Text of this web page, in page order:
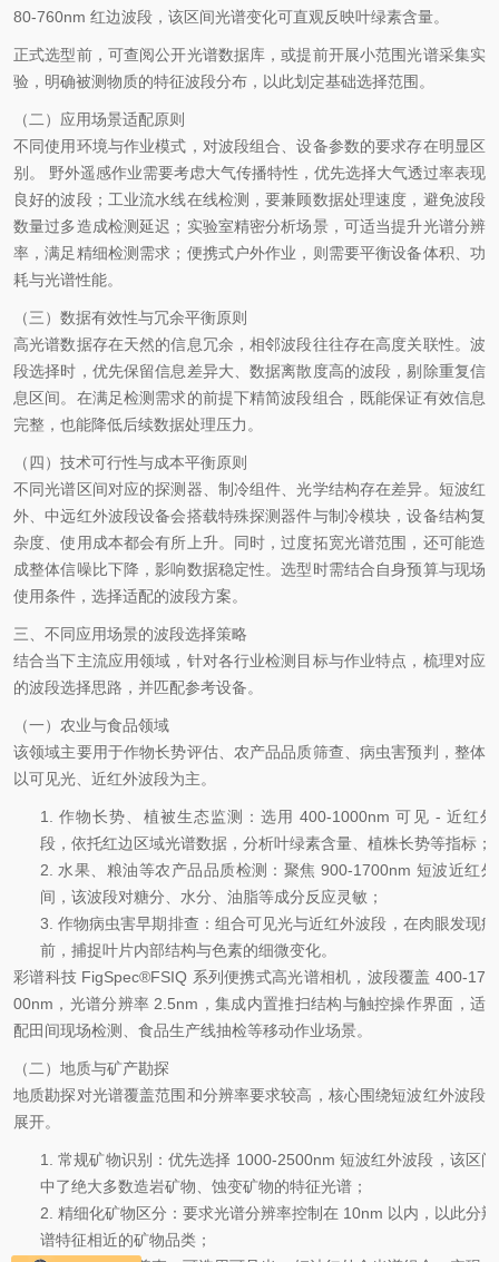
80-760nm 红边波段，该区间光谱变化可直观反映叶绿素含量。
正式选型前，可查阅公开光谱数据库，或提前开展小范围光谱采集实
验，明确被测物质的特征波段分布，以此划定基础选择范围。
（二）应用场景适配原则
不同使用环境与作业模式，对波段组合、设备参数的要求存在明显区
别。
野外遥感作业需要考虑大气传播特性，优先选择大气透过率表现
良好的波段；工业流水线在线检测，要兼顾数据处理速度，避免波段
数量过多造成检测延迟；实验室精密分析场景，可适当提升光谱分辨
率，满足精细检测需求；便携式户外作业，则需要平衡设备体积、功
耗与光谱性能。
（三）数据有效性与冗余平衡原则
高光谱数据存在天然的信息冗余，相邻波段往往存在高度关联性。波
段选择时，优先保留信息差异大、数据离散度高的波段，剔除重复信
息区间。在满足检测需求的前提下精简波段组合，既能保证有效信息
完整，也能降低后续数据处理压力。
（四）技术可行性与成本平衡原则
不同光谱区间对应的探测器、制冷组件、光学结构存在差异。短波红
外、中远红外波段设备会搭载特殊探测器件与制冷模块，设备结构复
杂度、使用成本都会有所上升。同时，过度拓宽光谱范围，还可能造
成整体信噪比下降，影响数据稳定性。选型时需结合自身预算与现场
使用条件，选择适配的波段方案。
三、不同应用场景的波段选择策略
结合当下主流应用领域，针对各行业检测目标与作业特点，梳理对应
的波段选择思路，并匹配参考设备。
（一）农业与食品领域
该领域主要用于作物长势评估、农产品品质筛查、病虫害预判，整体
以可见光、近红外波段为主。
1.作物长势、植被生态监测：选用 400-1000nm可见 - 近红外
段，依托红边区域光谱数据，分析叶绿素含量、植株长势等指标；
2. 水果、粮油等农产品品质检测：聚焦 900-1700nm 短波近红
间，该波段对糖分、水分、油脂等成分反应灵敏；
3.作物病虫害早期排查：组合可见光与近红外波段，在肉眼发现
前，捕捉叶片内部结构与色素的细微变化。
彩谱科技 FigSpec®FSIQ 系列便携式高光谱相机，波段覆盖 400-17
00nm，光谱分辨率 2.5nm，集成内置推扫结构与触控操作界面，适
配田间现场检测、食品生产线抽检等移动作业场景。
（二）地质与矿产勘探
地质勘探对光谱覆盖范围和分辨率要求较高，核心围绕短波红外波段
展开。
1.常规矿物识别：优先选择 1000-2500nm 短波红外波段，该区
中了绝大多数造岩矿物、蚀变矿物的特征光谱；
2. 精细化矿物区分：要求光谱分辨率控制在 10nm 以内，以此分
谱特征相近的矿物品类；